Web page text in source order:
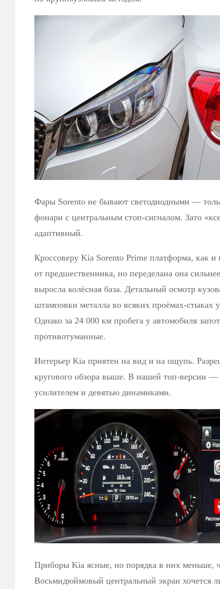
Фары Sorento не бывают светодиодными —
фонари с центральным стоп-сигналом. Зато
адаптивный.
Кроссоверу Kia Sorento Prime платформа, как и
от предшественника, но переделана она
выросла колёсная база. Детальный осмотр
штамповки металла во всяких проёмах-стыках
Однако за 24 000 км пробега у автомобиля
противотуманные.
Интерьер Kia приятен на вид и на ощупь.
кругового обзора выше. В нашей топ-версии —
усилителем и девятью динамиками.
Приборы Kia ясные, но порядка в них меньше,
Восьмидюймовый центральный экран хочется